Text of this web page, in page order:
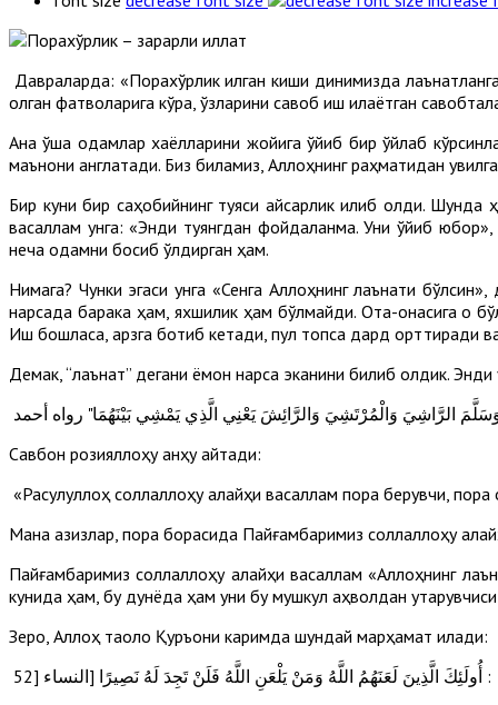
Давраларда: «Порахўрлик қилган киши динимизда
олган фатволарига кўра, ўзларини савоб иш қилаётган
Ана ўша одамлар хаёлларини жойига қўйиб бир ўйлаб
маънони англатади. Биз биламиз, Аллоҳнинг раҳматидан
Бир куни бир саҳобийнинг туяси қайсарлик қилиб қолди.
васаллам унга: «Энди туянгдан фойдаланма. Уни қўйиб
неча одамни босиб ўлдирган ҳам.
Нимага? Чунки эгаси унга «Сенга Аллоҳнинг лаънати
нарсада барака ҳам, яхшилик ҳам бўлмайди. Ота-онасига оқ
Иш бошласа, қарзга ботиб кетади, пул топса дард орттиради
Демак, “лаънат” дегани ёмон нарса эканини билиб олдик. Энди
Савбон розияллоҳу анҳу айтади:
«Расулуллоҳ соллаллоҳу алайҳи васаллам пора берувчи,
Мана азизлар, пора борасида Пайғамбаримиз соллаллоҳу
Пайғамбаримиз соллаллоҳу алайҳи васаллам «Аллоҳнинг
кунида ҳам, бу дунёда ҳам уни бу мушкул аҳволдан қутқарувчиси
Зеро, Аллоҳ таоло Қуръони каримда шундай марҳамат қилади:
52] أُولَئِكَ الَّذِينَ لَعَنَهُمُ اللَّهُ وَمَنْ يَلْعَنِ اللَّهُ فَلَنْ تَجِدَ لَهُ نَصِيرًا [النساء :